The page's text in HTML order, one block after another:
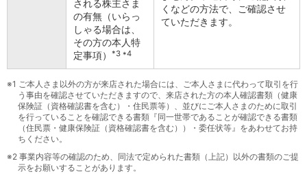
岩手県
宮城県
秋田県
山形県
関東／北陸・甲信越
くなどの方法で、ご確認させ
ていただきます。
される株主さま
の有無（いらっ
しゃる場合は、
その方の本人特
定事項）
*3 *4
※1 ご本人さま以外の方が来店された場合には、ご本人さまに代わって取引を行
う事由を確認させていただきますので、来店された方の本人確認書類（健康
保険証（資格確認書を含む）・住民票等）、並びにご本人さまのために取引
を行っていることを確認できる書類『同一世帯であることが確認できる書類
（住民票・健康保険証（資格確認書を含む））・委任状等』をあわせてお持
ちください。
※2 事業内容等の確認のため、同法で定められた書類（上記）以外の書類のご提
示をお願いすることがあります。